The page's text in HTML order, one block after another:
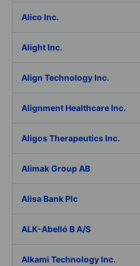
Alico Inc.
Alight Inc.
Align Technology Inc.
Alignment Healthcare Inc.
Aligos Therapeutics Inc.
Alimak Group AB
Alisa Bank Plc
ALK-Abelló B A/S
Alkami Technology Inc.